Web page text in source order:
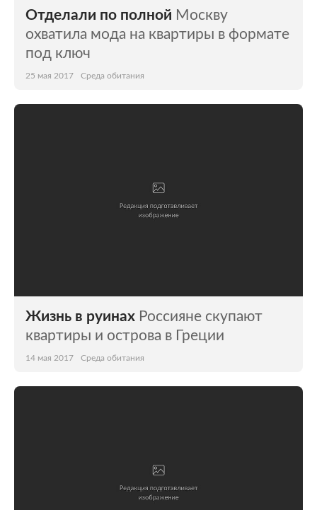
Отделали по полной Москву
охватила мода на квартиры в формате
под ключ
25 мая 2017 Среда обитания
Жизнь в руинах Россияне скупают
квартиры и острова в Греции
14 мая 2017 Среда обитания